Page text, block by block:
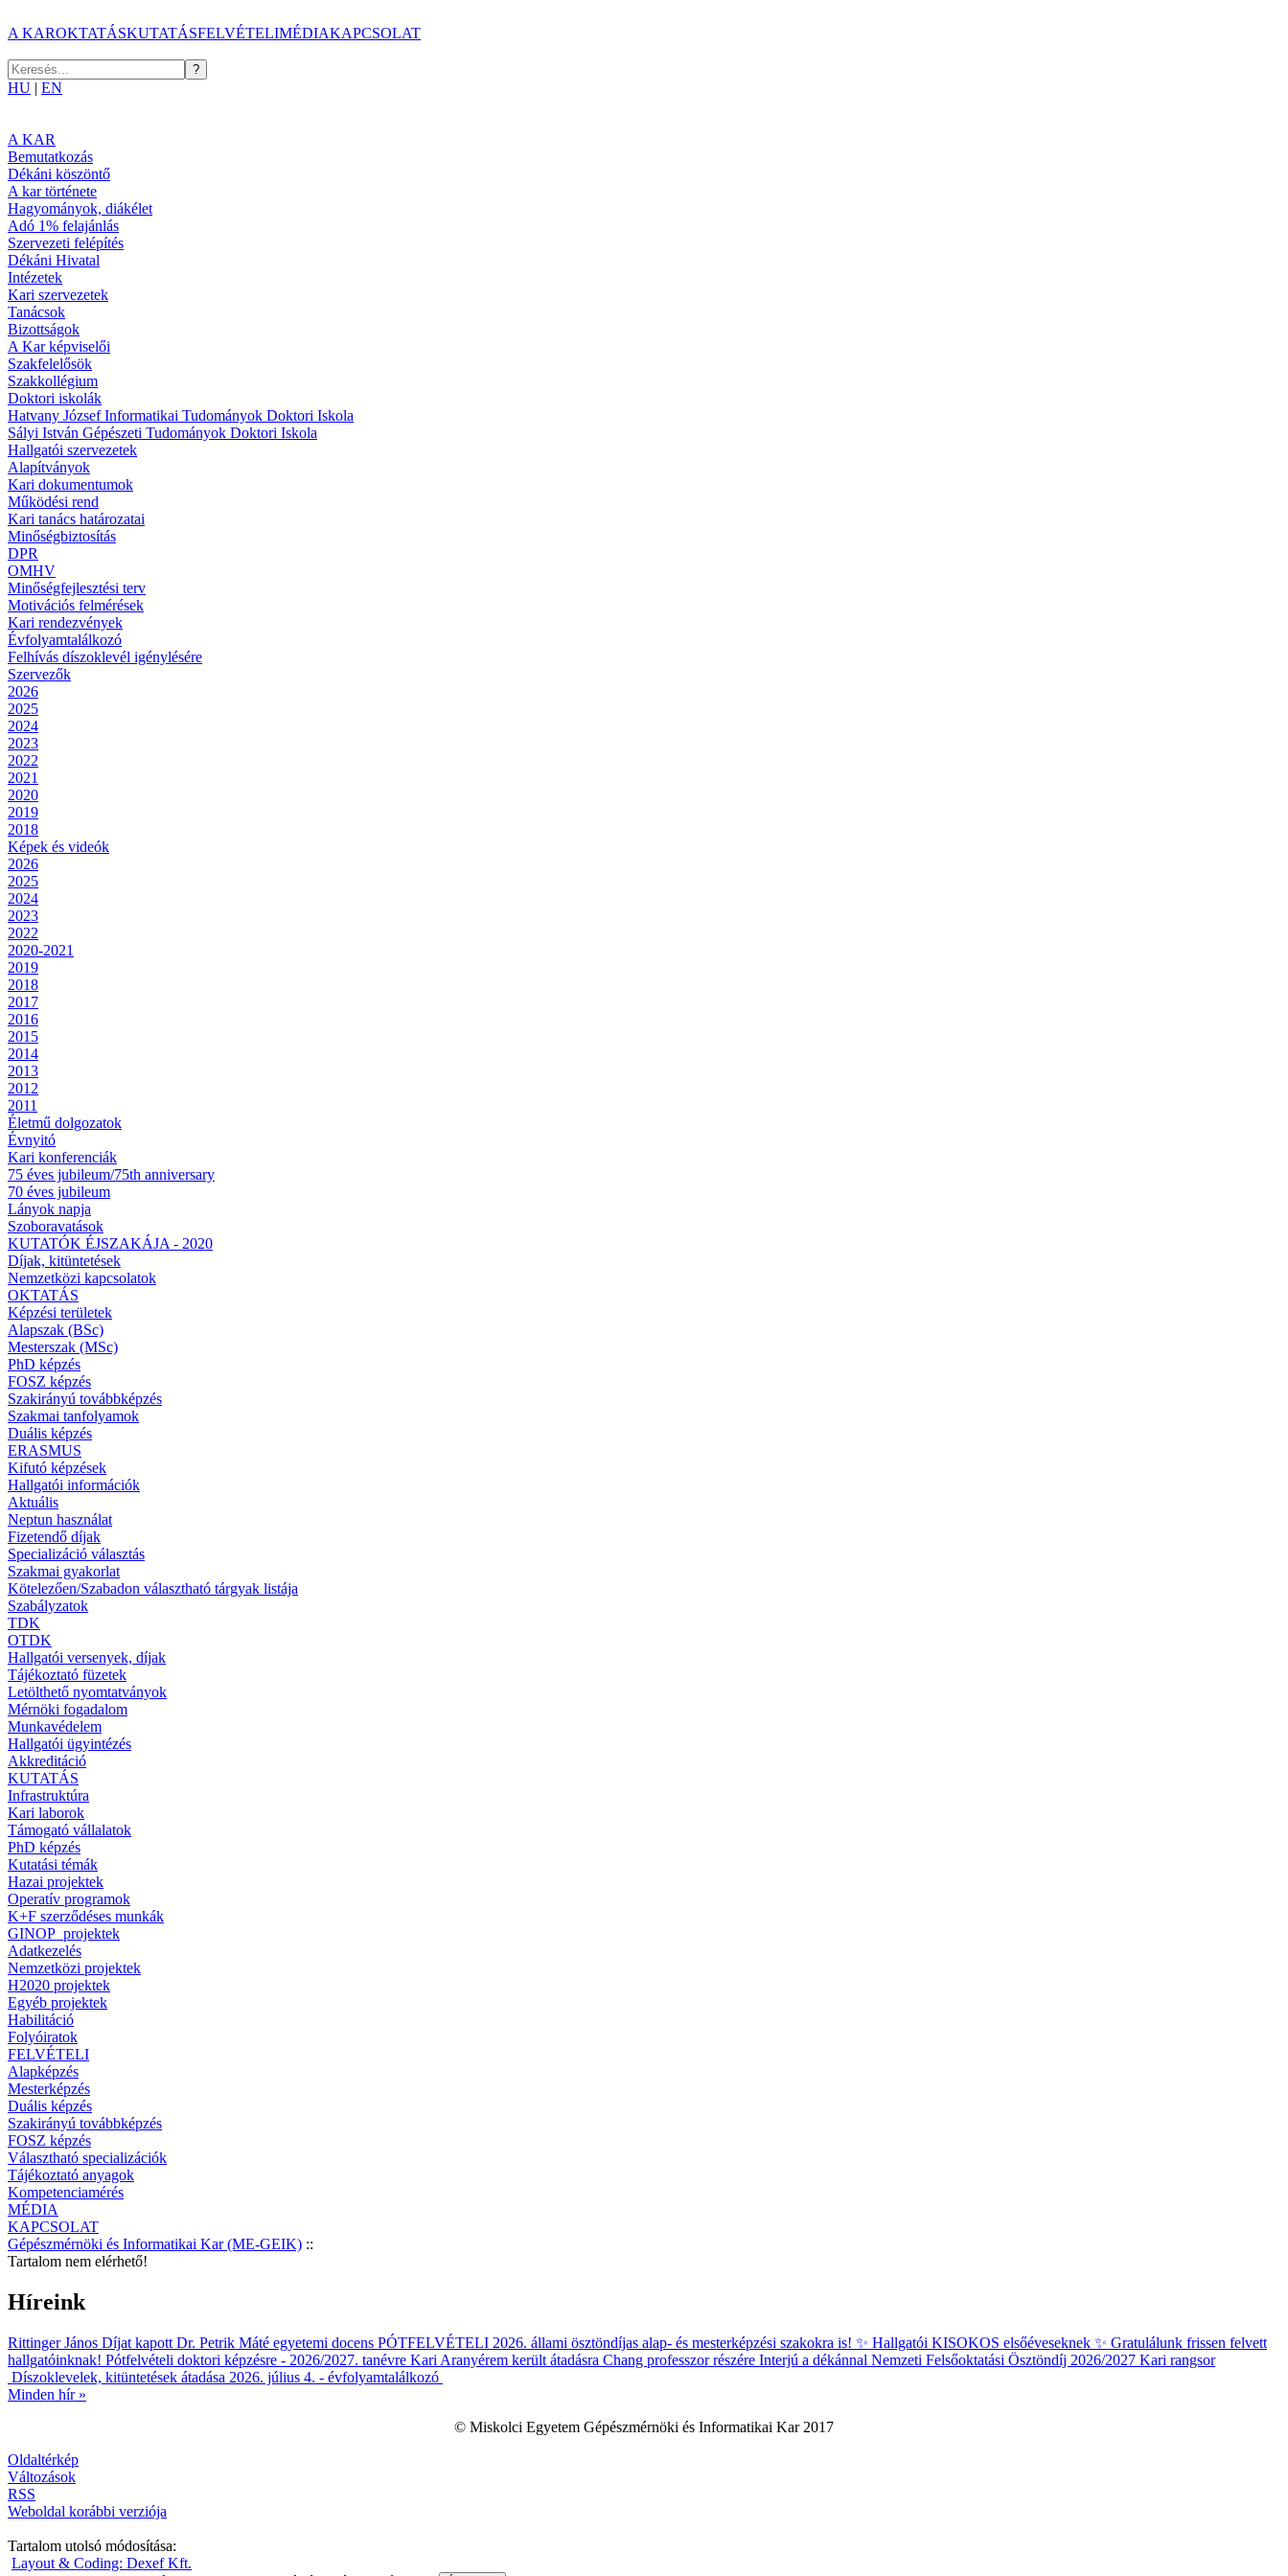
A KAROKTATÁSKUTATÁSFELVÉTELIMÉDIAKAPCSOLAT
HU | EN
A KAR
Bemutatkozás
Dékáni köszöntő
A kar története
Hagyományok, diákélet
Adó 1% felajánlás
Szervezeti felépítés
Dékáni Hivatal
Intézetek
Kari szervezetek
Tanácsok
Bizottságok
A Kar képviselői
Szakfelelősök
Szakkollégium
Doktori iskolák
Hatvany József Informatikai Tudományok Doktori Iskola
Sályi István Gépészeti Tudományok Doktori Iskola
Hallgatói szervezetek
Alapítványok
Kari dokumentumok
Működési rend
Kari tanács határozatai
Minőségbiztosítás
DPR
OMHV
Minőségfejlesztési terv
Motivációs felmérések
Kari rendezvények
Évfolyamtalálkozó
Felhívás díszoklevél igénylésére
Szervezők
2026
2025
2024
2023
2022
2021
2020
2019
2018
Képek és videók
2026
2025
2024
2023
2022
2020-2021
2019
2018
2017
2016
2015
2014
2013
2012
2011
Életmű dolgozatok
Évnyitó
Kari konferenciák
75 éves jubileum/75th anniversary
70 éves jubileum
Lányok napja
Szoboravatások
KUTATÓK ÉJSZAKÁJA - 2020
Díjak, kitüntetések
Nemzetközi kapcsolatok
OKTATÁS
Képzési területek
Alapszak (BSc)
Mesterszak (MSc)
PhD képzés
FOSZ képzés
Szakirányú továbbképzés
Szakmai tanfolyamok
Duális képzés
ERASMUS
Kifutó képzések
Hallgatói információk
Aktuális
Neptun használat
Fizetendő díjak
Specializáció választás
Szakmai gyakorlat
Kötelezően/Szabadon választható tárgyak listája
Szabályzatok
TDK
OTDK
Hallgatói versenyek, díjak
Tájékoztató füzetek
Letölthető nyomtatványok
Mérnöki fogadalom
Munkavédelem
Hallgatói ügyintézés
Akkreditáció
KUTATÁS
Infrastruktúra
Kari laborok
Támogató vállalatok
PhD képzés
Kutatási témák
Hazai projektek
Operatív programok
K+F szerződéses munkák
GINOP_projektek
Adatkezelés
Nemzetközi projektek
H2020 projektek
Egyéb projektek
Habilitáció
Folyóiratok
FELVÉTELI
Alapképzés
Mesterképzés
Duális képzés
Szakirányú továbbképzés
FOSZ képzés
Választható specializációk
Tájékoztató anyagok
Kompetenciamérés
MÉDIA
KAPCSOLAT
Gépészmérnöki és Informatikai Kar (ME-GEIK) ::
Tartalom nem elérhető!
Híreink
Rittinger János Díjat kapott Dr. Petrik Máté egyetemi docens PÓTFELVÉTELI 2026. állami ösztöndíjas alap- és mesterképzési szakokra is! ✨ Hallgatói KISOKOS elsőéveseknek ✨ Gratulálunk frissen felvett
hallgatóinknak! Pótfelvételi doktori képzésre - 2026/2027. tanévre Kari Aranyérem került átadásra Chang professzor részére Interjú a dékánnal Nemzeti Felsőoktatási Ösztöndíj 2026/2027 Kari rangsor
Díszoklevelek, kitüntetések átadása 2026. július 4. - évfolyamtalálkozó
Minden hír »
© Miskolci Egyetem Gépészmérnöki és Informatikai Kar 2017
Oldaltérkép
Változások
RSS
Weboldal korábbi verziója
Tartalom utolsó módosítása:
Layout & Coding: Dexef Kft.